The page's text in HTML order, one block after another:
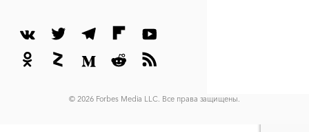
© 2026 Forbes Media LLC. Все права защищены.